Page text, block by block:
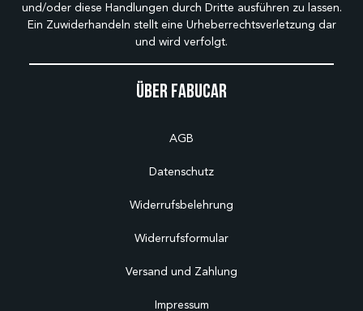
Über Fabucar
AGB
Datenschutz
Widerrufsbelehrung
Widerrufsformular
Versand und Zahlung
Impressum
und/oder diese Handlungen durch Dritte ausführen zu lassen.
Ein Zuwiderhandeln stellt eine Urheberrechtsverletzung dar
und wird verfolgt.